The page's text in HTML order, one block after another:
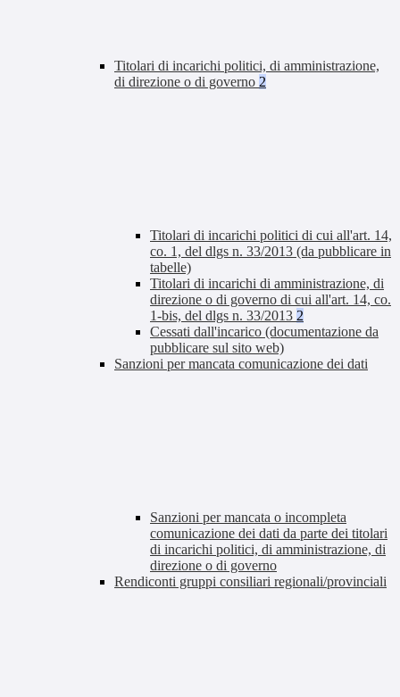
Titolari di incarichi politici, di amministrazione,
di direzione o di governo 2
Titolari di incarichi politici di cui all'art. 14,
co. 1, del dlgs n. 33/2013 (da pubblicare in
tabelle)
Titolari di incarichi di amministrazione, di
direzione o di governo di cui all'art. 14, co.
1-bis, del dlgs n. 33/2013 2
Cessati dall'incarico (documentazione da
pubblicare sul sito web)
Sanzioni per mancata comunicazione dei dati
Sanzioni per mancata o incompleta
comunicazione dei dati da parte dei titolari
di incarichi politici, di amministrazione, di
direzione o di governo
Rendiconti gruppi consiliari regionali/provinciali